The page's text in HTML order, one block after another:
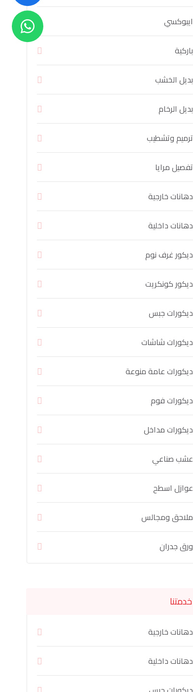
ايبوكسي
باركية
بديل الخشب
بديل الرخام
ترميم وتشطيب
تفصيل مرايا
دهانات خارجية
دهانات داخلية
ديكور غرف نوم
ديكور كونكريت
ديكورات جبس
ديكورات شاشات
ديكورات عامة منوعة
ديكورات فوم
ديكورات مداخل
عشب صناعي
عوازل اسطح
ملاحق ومجالس
ورق جدران
خدمتنا
دهانات خارجية
دهانات داخلية